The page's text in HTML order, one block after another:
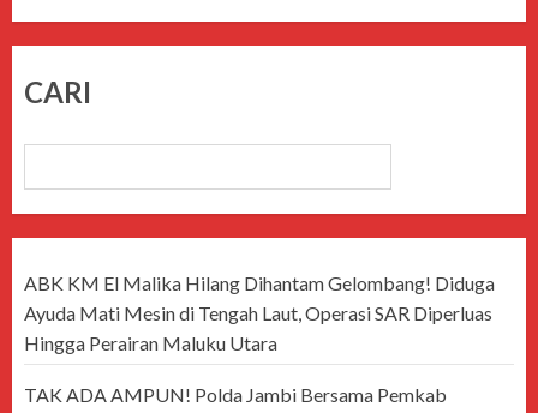
CARI
ABK KM El Malika Hilang Dihantam Gelombang! Diduga
Ayuda Mati Mesin di Tengah Laut, Operasi SAR Diperluas
Hingga Perairan Maluku Utara
TAK ADA AMPUN! Polda Jambi Bersama Pemkab